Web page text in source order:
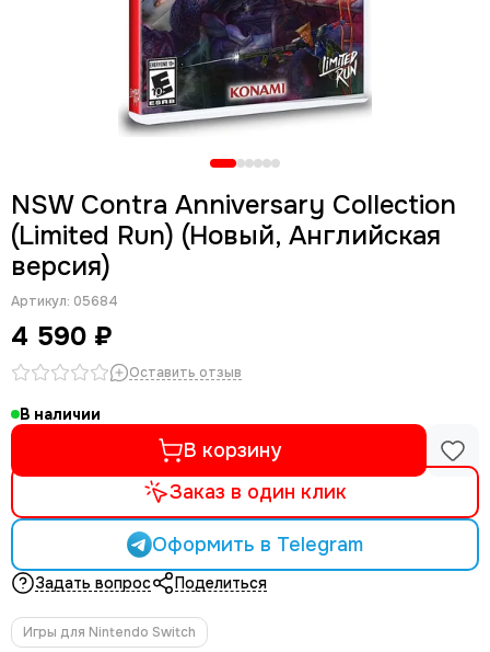
NSW Contra Anniversary Collection
(Limited Run) (Новый, Английская
версия)
Артикул: 05684
4 590 ₽
Оставить отзыв
В наличии
В корзину
Заказ в один клик
Оформить в Telegram
Задать вопрос Поделиться
Игры для Nintendo Switch